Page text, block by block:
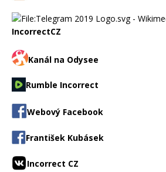
IncorrectCZ
Kanál na Odysee
Rumble Incorrect
Webový Facebook
František Kubásek
Incorrect CZ